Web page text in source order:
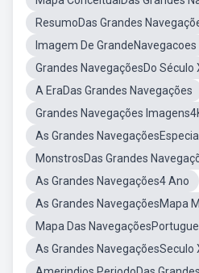
ResumoDas Grandes
Imagem De GrandeNavegacoes
Grandes NavegaçõesDo Século
A EraDas Grandes Navegações
Grandes Navegações
As Grandes
MonstrosDas Grandes
As Grandes Navegações4 Ano
As Grandes NavegaçõesMapa
Mapa Das
As Grandes NavegaçõesSeculo